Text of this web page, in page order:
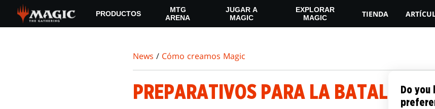
main
PRODUCTOS
MTG
ARENA
JUGAR A
MAGIC
EXPLORAR
MAGIC
TIENDA
News / Cómo creamos Magic
PREPARATIVOS PARA LA BATALLA,Do you